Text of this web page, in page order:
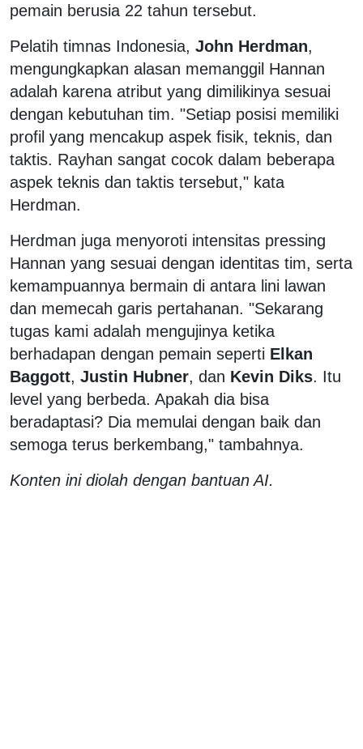
pemain berusia 22 tahun tersebut.
Pelatih timnas Indonesia, John Herdman,
mengungkapkan alasan memanggil Hannan
adalah karena atribut yang dimilikinya sesuai
dengan kebutuhan tim. "Setiap posisi memiliki
profil yang mencakup aspek fisik, teknis, dan
taktis. Rayhan sangat cocok dalam beberapa
aspek teknis dan taktis tersebut," kata
Herdman.
Herdman juga menyoroti intensitas pressing
Hannan yang sesuai dengan identitas tim, serta
kemampuannya bermain di antara lini lawan
dan memecah garis pertahanan. "Sekarang
tugas kami adalah mengujinya ketika
berhadapan dengan pemain seperti Elkan
Baggott, Justin Hubner, dan Kevin Diks. Itu
level yang berbeda. Apakah dia bisa
beradaptasi? Dia memulai dengan baik dan
semoga terus berkembang," tambahnya.
Konten ini diolah dengan bantuan AI.